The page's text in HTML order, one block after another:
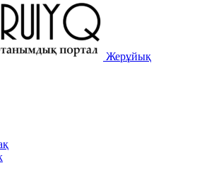
Жерұйық